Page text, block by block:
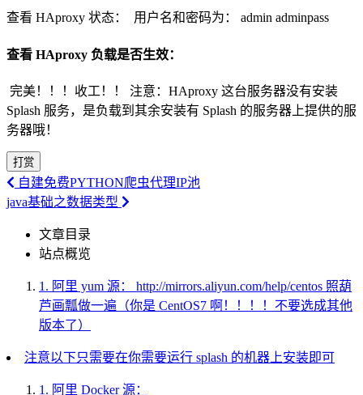
查看 HAproxy 状态： 用户名和密码为： admin adminpass
查看 HAproxy 负载是否生效：
完美！！！收工！！ 注意：HAproxy 这台服务器没有安装
Splash 服务，是负载到其余安装有 Splash 的服务器上提供的服
务器哦！
打赏
自建免费PYTHON爬虫代理IP池
java基础之数据类型
文章目录
站点概览
1. 阿里 yum 源： http://mirrors.aliyun.com/help/centos 照葫
芦画瓢做一遍（你是 CentOS7 啊！！！！不要选成其他
版本了）
注意以下只需要在你需要运行 splash 的机器上安装即可
1. 阿里 Docker 源：